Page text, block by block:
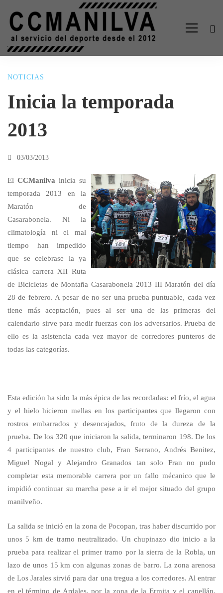
Inicia
la
temporada
2013
NOTICIAS
Inicia la temporada
2013
03/03/2013
El CCManilva inicia su
temporada 2013 en la
Maratón de
Casarabonela. Ni la
climatología ni el mal
tiempo han impedido
que se celebrase la ya
clásica carrera XII Ruta
de Bicicletas de Montaña Casarabonela 2013 III Maratón del día
28 de febrero. A pesar de no ser una prueba puntuable, cada vez
tiene más aceptación, pues al ser una de las primeras del
calendario sirve para medir fuerzas con los adversarios. Prueba de
ello es la asistencia cada vez mayor de corredores punteros de
todas las categorías.
Esta edición ha sido la más épica de las recordadas: el frío, el agua
y el hielo hicieron mellas en los participantes que llegaron con
rostros embarrados y desencajados, fruto de la dureza de la
prueba. De los 320 que iniciaron la salida, terminaron 198. De los
4 participantes de nuestro club, Fran Serrano, Andrés Benitez,
Miguel Nogal y Alejandro Granados tan solo Fran no pudo
completar esta memorable carrera por un fallo mécanico que le
impidió continuar su marcha pese a ir el mejor situado del grupo
manilveño.
La salida se inició en la zona de Pocopan, tras haber discurrido por
unos 5 km de tramo neutralizado. Un chupinazo dio inicio a la
prueba para realizar el primer tramo por la sierra de la Robla, un
lazo de unos 15 km con algunas zonas de barro. La zona arenosa
de Los Jarales sirvió para dar una tregua a los corredores. Al entrar
en el término de Ardales, por la zona de la Ermita y el capellán,